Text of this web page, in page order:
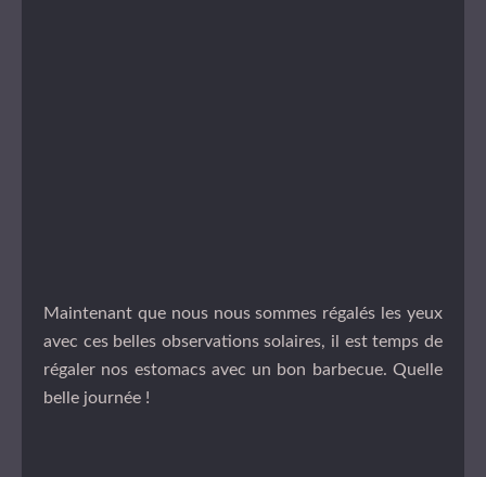
Maintenant que nous nous sommes régalés les yeux
avec ces belles observations solaires, il est temps de
régaler nos estomacs avec un bon barbecue. Quelle
belle journée !